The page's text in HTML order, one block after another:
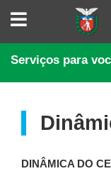
CONSELHO
ESTADUAL
POVOS
COMUNIDADES
Serviços para
DINÂMICA DO